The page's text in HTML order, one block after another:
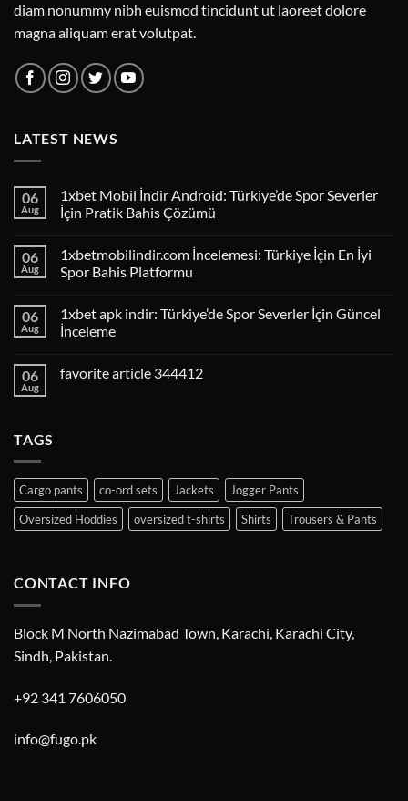
diam nonummy nibh euismod tincidunt ut laoreet dolore
magna aliquam erat volutpat.
LATEST NEWS
06
Aug
1xbet Mobil İndir Android: Türkiye’de Spor Severler
İçin Pratik Bahis Çözümü
06
Aug
1xbetmobilindir.com İncelemesi: Türkiye İçin En İyi
Spor Bahis Platformu
06
Aug
1xbet apk indir: Türkiye’de Spor Severler İçin Güncel
İnceleme
06
Aug
favorite article 344412
TAGS
Cargo pants co-ord sets Jackets
Jogger Pants
Oversized Hoddies
oversized t-shirts Shirts Trousers & Pants
CONTACT INFO
Block M North Nazimabad Town, Karachi, Karachi City,
Sindh, Pakistan.
+92 341 7606050
info@fugo.pk